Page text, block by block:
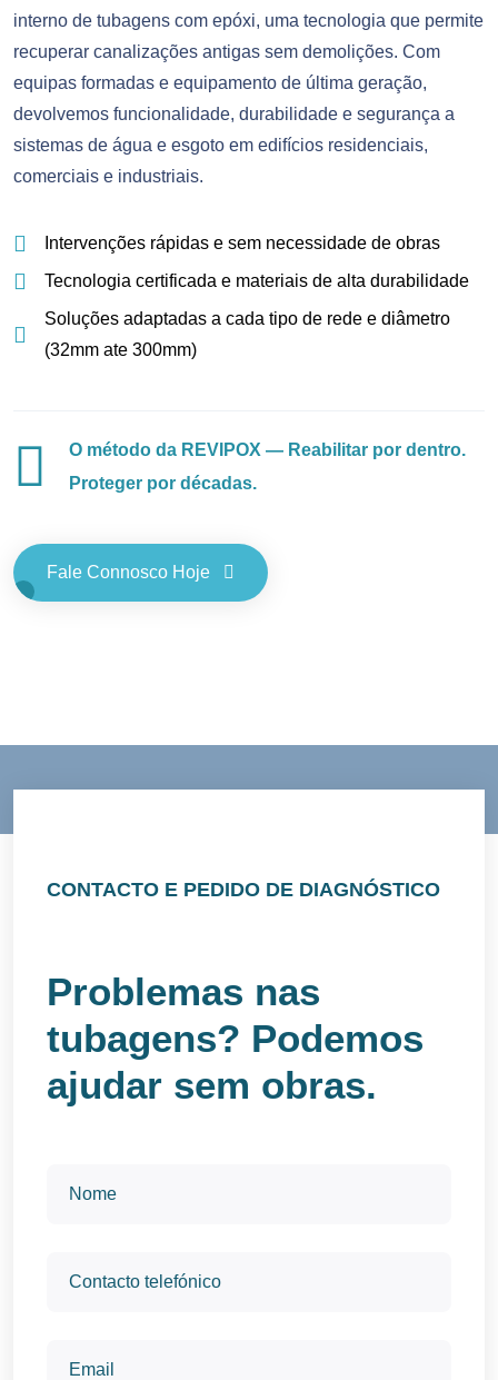
interno de tubagens com epóxi, uma tecnologia que permite
recuperar canalizações antigas sem demolições. Com
equipas formadas e equipamento de última geração,
devolvemos funcionalidade, durabilidade e segurança a
sistemas de água e esgoto em edifícios residenciais,
comerciais e industriais.
Intervenções rápidas e sem necessidade de obras
Tecnologia certificada e materiais de alta durabilidade
Soluções adaptadas a cada tipo de rede e diâmetro
(32mm ate 300mm)
O método da REVIPOX — Reabilitar por dentro.
Proteger por décadas.
Fale Connosco Hoje
CONTACTO E PEDIDO DE DIAGNÓSTICO
Problemas nas
tubagens? Podemos
ajudar sem obras.